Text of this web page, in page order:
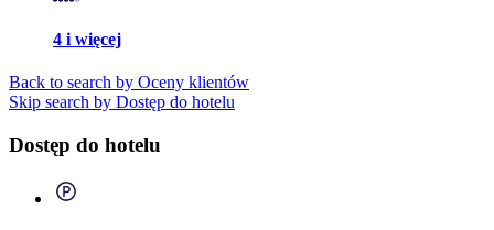
4 i więcej
Back to search by Oceny klientów
Skip search by Dostęp do hotelu
Dostęp do hotelu